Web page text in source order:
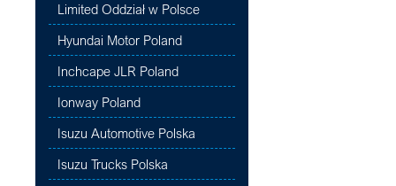
Limited Oddział w Polsce
Hyundai Motor Poland
Inchcape JLR Poland
Ionway Poland
Isuzu Automotive Polska
Isuzu Trucks Polska